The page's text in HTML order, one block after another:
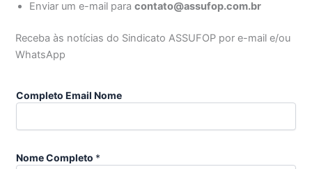
Enviar um e-mail paracontato@assufop.com.br
Receba às notícias do Sindicato ASSUFOP por e-mail e/ou
WhatsApp
Completo Email Nome
Nome Completo *